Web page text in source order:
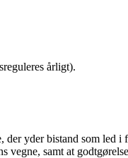
årligt).
yder bistand som led
samt at